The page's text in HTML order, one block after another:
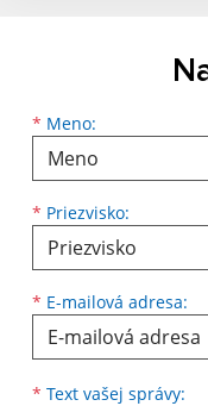
* Meno:
* Priezvisko:
* E-mailová adresa:
* Text vašej správy: